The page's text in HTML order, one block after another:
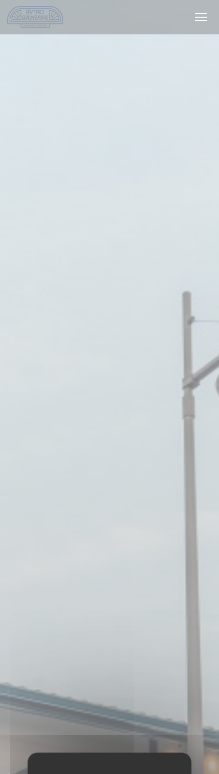
Cookies beheer paneel